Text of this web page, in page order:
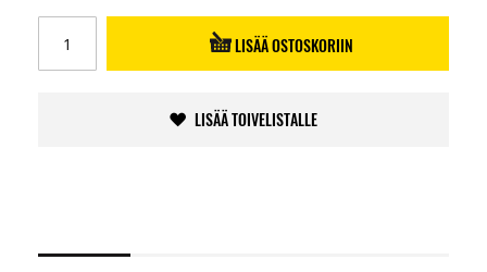
LISÄÄ OSTOSKORIIN
LISÄÄ TOIVELISTALLE